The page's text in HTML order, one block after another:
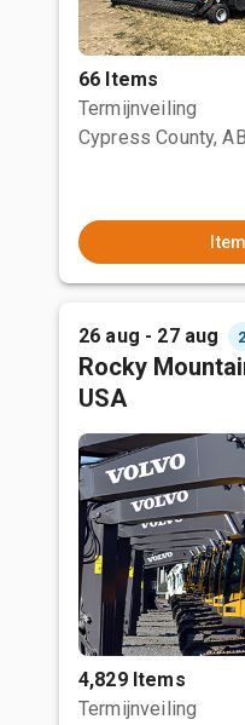
66 Items
Termijnveiling
Cypress County, AB
26 aug - 27 aug
Rocky
USA
4,829 Items
Termijnveiling